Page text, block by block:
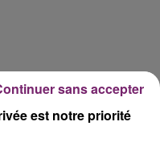
est notre priorité
sans accepter